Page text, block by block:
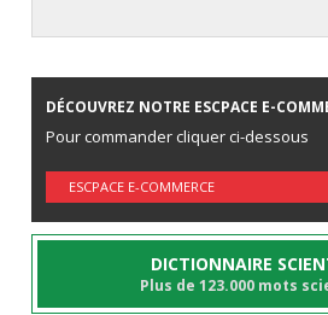
DÉCOUVREZ NOTRE ESCPACE E-
Pour commander cliquer ci-dessous
ESCPACE E-COMMERCE
DICTIONNAIRE
Plus de 123.000 mots